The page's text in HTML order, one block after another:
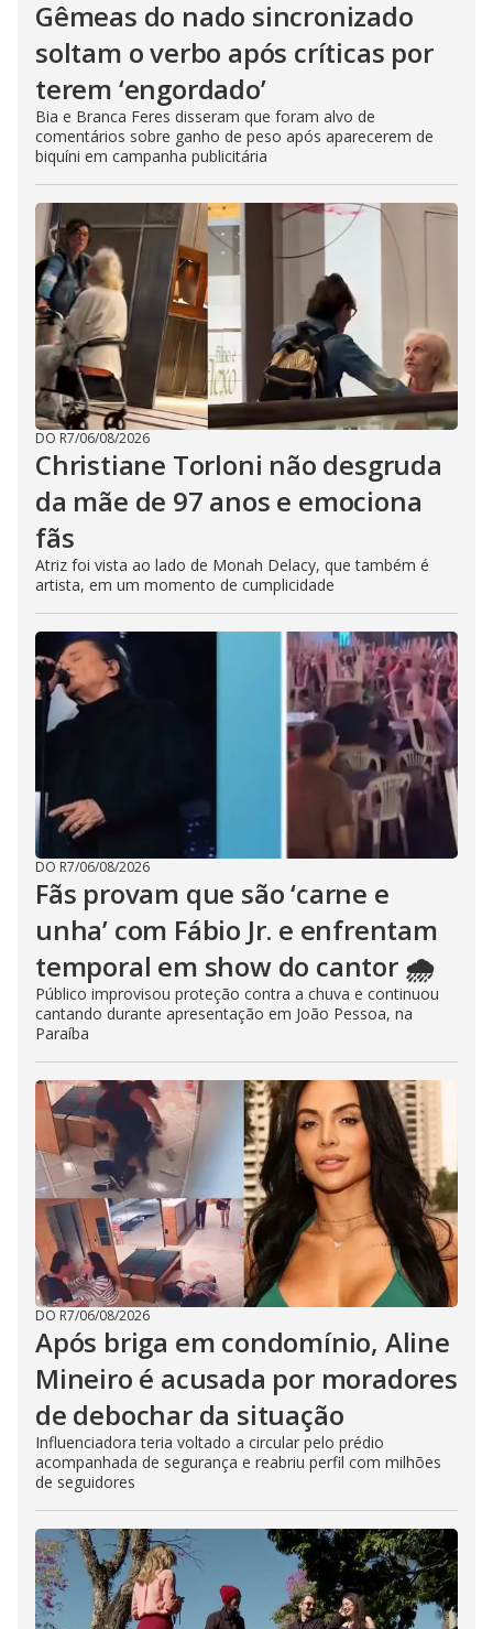
Gêmeas do nado sincronizado
soltam o verbo após críticas por
terem ‘engordado’
Bia e Branca Feres disseram que foram alvo de
comentários sobre ganho de peso após aparecerem de
biquíni em campanha publicitária
DO R7/06/08/2026
Christiane Torloni não desgruda
da mãe de 97 anos e emociona
fãs
Atriz foi vista ao lado de Monah Delacy, que também é
artista, em um momento de cumplicidade
DO R7/06/08/2026
Fãs provam que são ‘carne e
unha’ com Fábio Jr. e enfrentam
temporal em show do cantor 🌧️
Público improvisou proteção contra a chuva e continuou
cantando durante apresentação em João Pessoa, na
Paraíba
DO R7/06/08/2026
Após briga em condomínio, Aline
Mineiro é acusada por moradores
de debochar da situação
Influenciadora teria voltado a circular pelo prédio
acompanhada de segurança e reabriu perfil com milhões
de seguidores